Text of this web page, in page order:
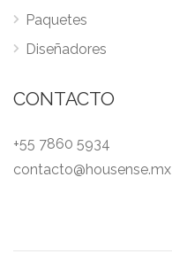
Paquetes
Diseñadores
CONTACTO
+55 7860 5934
contacto@housense.mx